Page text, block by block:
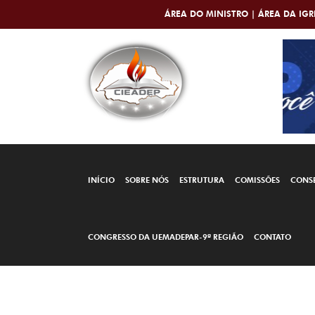
ÁREA DO MINISTRO | ÁREA DA
INÍCIO SOBRE NÓS ESTRUTURA COMISSÕES
CONGRESSO DA UEMADEPAR-9ª REGIÃO CONTATO